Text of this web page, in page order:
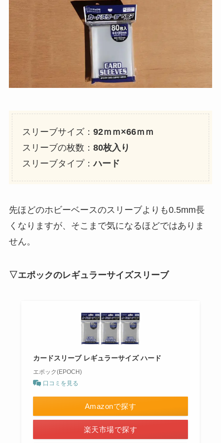
スリーブサイズ： 92ｍｍ×66ｍｍ
スリーブの枚数： 80枚入り
スリーブタイプ：ハード
先ほどのホビーベースのスリーブよりも0.5mm長
くなりますが、そこまで気になるほどではありま
せん。
▽エポックのレギュラーサイズスリーブ
カードスリーブ レギュラーサイズ ハード
エポック(EPOCH)
口コミを見る
Amazonで探す
楽天市場で探す